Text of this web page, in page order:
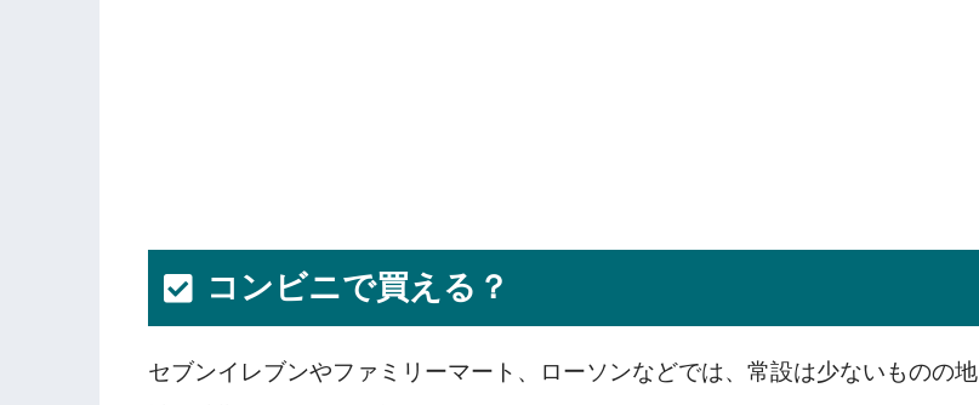
コンビニで買える？
セブンイレブンやファミリーマート、ローソンなどでは、常設は少ないものの地